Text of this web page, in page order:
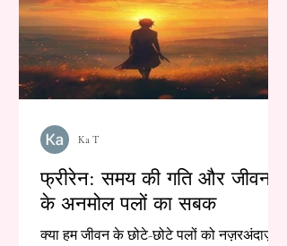
फ्रीरेन: समय की गति और जीवन
के अनमोल पलों का सबक
क्या हम जीवन के छोटे-छोटे पलों को नज़रअंदाज़
Ka T